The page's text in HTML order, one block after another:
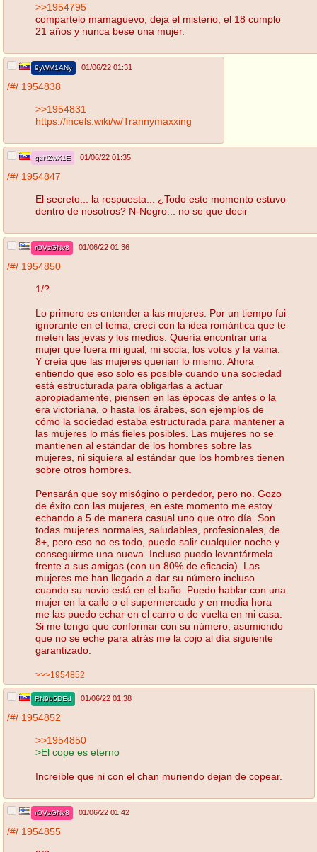
>>1954795
compartelo mamaguevo, deja el misterio, el 18 cumplo
21 años y nunca bese una mujer.
9yWM1ANy 01/06/22 01:31
/#/ 1954838
>>1954831
https://incels.wiki/w/Trannymaxxing
qzNZwX1E 01/06/22 01:35
/#/ 1954847
El secreto... la respuesta... ¿Todo este momento estuvo
dentro de nosotros? N-Negro... no se que decir
rOVzGNv8 01/06/22 01:36
/#/ 1954850
1/?
Lo primero es entender a las mujeres. Por un tiempo fui
ignorante en el tema, crecí con la idea romántica que te
meten las jevas y los medios. Quería encontrar una
mujer que fuera mi igual, mi socia, los votos y la vaina.
Y creía que las mujeres querían lo mismo. Ahora
entiendo que eso solo es posible cuando una sociedad
está estructurada para obligarlas a actuar
apropiadamente, piensen en las épocas de antes o la
era victoriana, o hasta los árabes, son ejemplos de
cómo la sociedad estaba estructurada para mantener a
las mujeres lo más fieles posibles. Las mujeres no se
mantienen al estándar de los hombres sobre las
mujeres, ni siquiera al estándar que los hombres tienen
sobre otros hombres.
Pensarán que soy misógino o perdedor, pero no. Gozo
de éxito con las mujeres, en este momento me estoy
echando a 5 de manera casual uno que otro día. Son
todas mujeres normales, saludables, profesionales, de
8+, pero eso no es todo, puedo salir cualquier noche y
conseguirme una nueva. Incluso puedo levantármela
frente a sus amigas (con un 80% de eficacia). Las
mujeres me han llegado a dar su número incluso
cuando su novio está en el baño. Puedo hablar con una
mujer en la calle o el supermercado y en media hora
me las puedo echar en el carro o de vuelta en mi casa.
Si me tengo que conformar con su número, asumiendo
que no se eche para atrás me la cojo al día siguiente
garantizado.
>>>1954852
RN9b5DEd 01/06/22 01:38
/#/ 1954852
>>1954850
>El cope es eterno
Increíble que ni con el chan muriendo dejan de copear.
rOVzGNv8 01/06/22 01:42
/#/ 1954855